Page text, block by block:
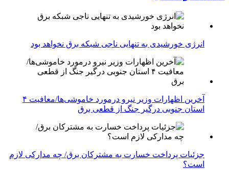
انرژی خورشیدی به تنهایی ناجی شبکه برق نخواهد بود
آخرین اظهارات وزیر نیرو درمورد خاموشی‌ها/معافیت ۴
استان جنوبی درگیر جنگ از قطعی برق
جزئیات پرداخت خسارت به مشترکان برق/ چه مدارکی لازم
است؟